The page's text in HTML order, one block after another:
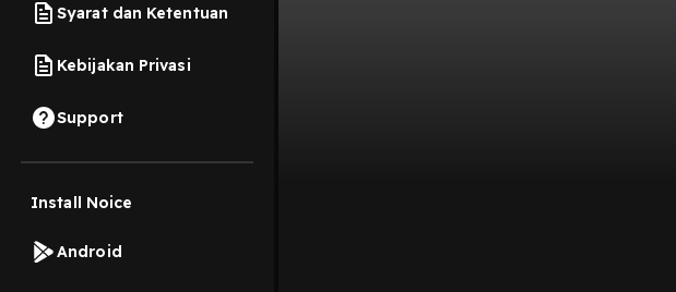
Syarat dan Ketentuan
Kebijakan Privasi
Support
Install Noice
Android